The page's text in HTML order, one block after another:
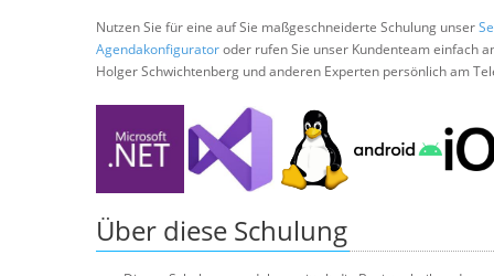
Nutzen Sie für eine auf Sie maßgeschneiderte Schulung unser
Agendakonfiguratoroder rufen Sie unser Kundenteam einfach
Holger Schwichtenberg und anderen Experten persönlich am
Über diese Schulung